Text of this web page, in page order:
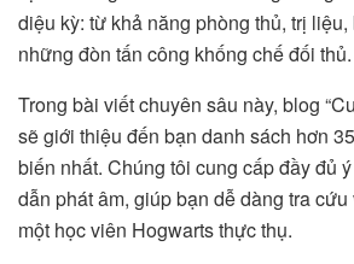
diệu kỳ: từ khả năng phòng thủ, trị
những đòn tấn công khống chế đối thủ.
Trong bài viết chuyên sâu này, blog
sẽ giới thiệu đến bạn danh sách hơn
biến nhất. Chúng tôi cung cấp đầy đủ
dẫn phát âm, giúp bạn dễ dàng tra
một học viên Hogwarts thực thụ.